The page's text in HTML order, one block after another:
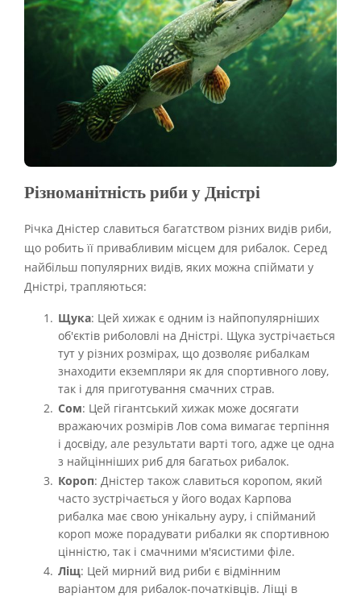
Різноманітність риби у Дністрі
Річка Дністер славиться багатством різних видів риби,
що робить її привабливим місцем для рибалок. Серед
найбільш популярних видів, яких можна спіймати у
Дністрі, трапляються:
Щука: Цей хижак є одним із найпопулярніших
об'єктів риболовлі на Дністрі. Щука зустрічається
тут у різних розмірах, що дозволяє рибалкам
знаходити екземпляри як для спортивного лову,
так і для приготування смачних страв.
Сом: Цей гігантський хижак може досягати
вражаючих розмірів Лов сома вимагає терпіння
і досвіду, але результати варті того, адже це одна
з найцінніших риб для багатьох рибалок.
Короп: Дністер також славиться коропом, який
часто зустрічається у його водах Карпова
рибалка має свою унікальну ауру, і спійманий
короп може порадувати рибалки як спортивною
цінністю, так і смачними м'ясистими філе.
Ліщ: Цей мирний вид риби є відмінним
варіантом для рибалок-початківців. Ліщі в